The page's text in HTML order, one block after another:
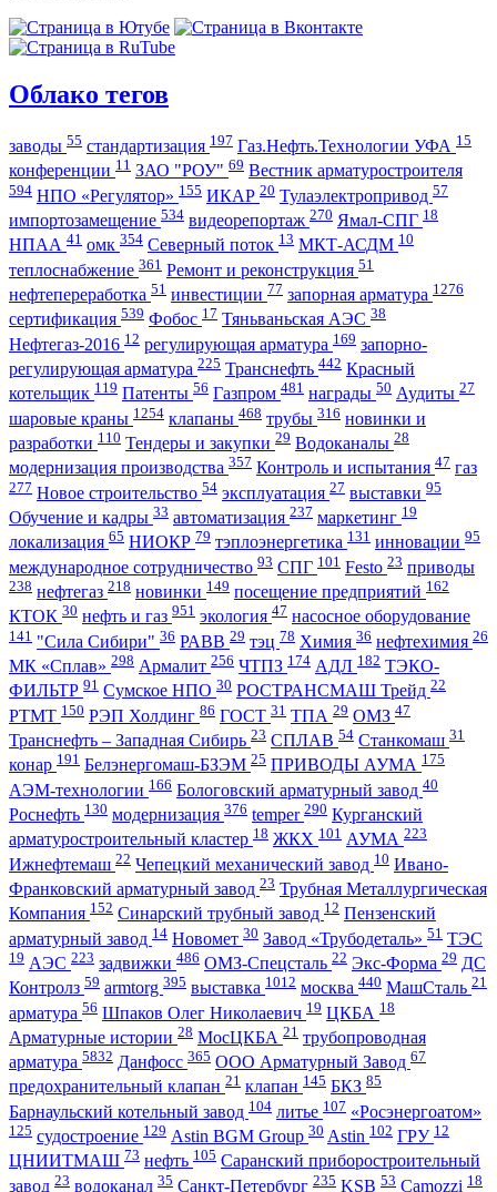
Облако тегов
заводы 55 стандартизация 197 Газ.Нефть.Технологии УФА 15
конференции 11 ЗАО "РОУ" 69 Вестник арматуростроителя
594 НПО «Регулятор» 155 ИКАР 20 Тулаэлектропривод 57
импортозамещение 534 видеорепортаж 270 Ямал-СПГ 18
НПАА 41 омк 354 Северный поток 13 МКТ-АСДМ 10
теплоснабжение 361 Ремонт и реконструкция 51
нефтепереработка 51 инвестиции 77 запорная арматура 1276
сертификация 539 Фобос 17 Тяньваньская АЭС 38
Нефтегаз-2016 12 регулирующая арматура 169 запорно-
регулирующая арматура 225 Транснефть 442 Красный
котельщик 119 Патенты 56 Газпром 481 награды 50 Аудиты 27
шаровые краны 1254 клапаны 468 трубы 316 новинки и
разработки 110 Тендеры и закупки 29 Водоканалы 28
модернизация производства 357 Контроль и испытания 47 газ
277 Новое строительство 54 эксплуатация 27 выставки 95
Обучение и кадры 33 автоматизация 237 маркетинг 19
локализация 65 НИОКР 79 тэплоэнергетика 131 инновации 95
международное сотрудничество 93 СПГ 101 Festo 23 приводы
238 нефтегаз 218 новинки 149 посещение предприятий 162
КТОК 30 нефть и газ 951 экология 47 насосное оборудование
141 "Сила Сибири" 36 РАВВ 29 тэц 78 Химия 36 нефтехимия 26
МК «Сплав» 298 Армалит 256 ЧТПЗ 174 АДЛ 182 ТЭКО-
ФИЛЬТР 91 Сумское НПО 30 РОСТРАНСМАШ Трейд 22
РТМТ 150 РЭП Холдинг 86 ГОСТ 31 ТПА 29 ОМЗ 47
Транснефть – Западная Сибирь 23 СПЛАВ 54 Станкомаш 31
конар 191 Белэнергомаш-БЗЭМ 25 ПРИВОДЫ АУМА 175
АЭМ-технологии 166 Бологовский арматурный завод 40
Роснефть 130 модернизация 376 temper 290 Курганский
арматуростроительный кластер 18 ЖКХ 101 АУМА 223
Ижнефтемаш 22 Чепецкий механический завод 10 Ивано-
Франковский арматурный завод 23 Трубная Металлургическая
Компания 152 Синарский трубный завод 12 Пензенский
арматурный завод 14 Новомет 30 Завод «Трубодеталь» 51 ТЭС
19 АЭС 223 задвижки 486 ОМЗ-Спецсталь 22 Экс-Форма 29 ДС
Контролз 59 armtorg 395 выставка 1012 москва 440 МашСталь 21
арматура 56 Шпаков Олег Николаевич 19 ЦКБА 18
Арматурные истории 28 МосЦКБА 21 трубопроводная
арматура 5832 Данфосс 365 ООО Арматурный Завод 67
предохранительный клапан 21 клапан 145 БКЗ 85
Барнаульский котельный завод 104 литье 107 «Росэнергоатом»
125 судостроение 129 Astin BGM Group 30 Astin 102 ГРУ 12
ЦНИИТМАШ 73 нефть 105 Саранский приборостроительный
завод 23 водоканал 35 Санкт-Петербург 235 KSB 53 Camozzi 18